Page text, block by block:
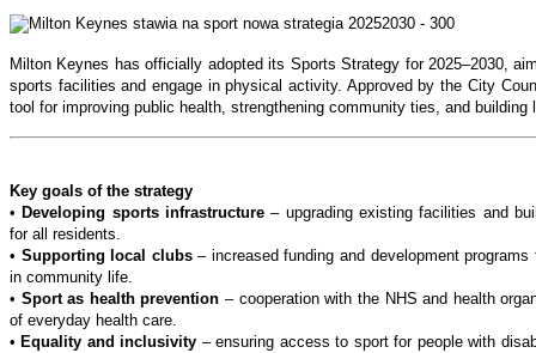
Milton Keynes has officially adopted its Sports Strategy for 2025–2030,
sports facilities and engage in physical activity. Approved by the City
tool for improving public health, strengthening community ties, and building
Key goals of the strategy
• Developing sports infrastructure– upgrading existing facilities and
for all residents.
• Supporting local clubs– increased funding and development
in community life.
• Sport as health prevention – cooperation with the NHS and health
of everyday health care.
• Equality and inclusivity – ensuring access to sport for people with